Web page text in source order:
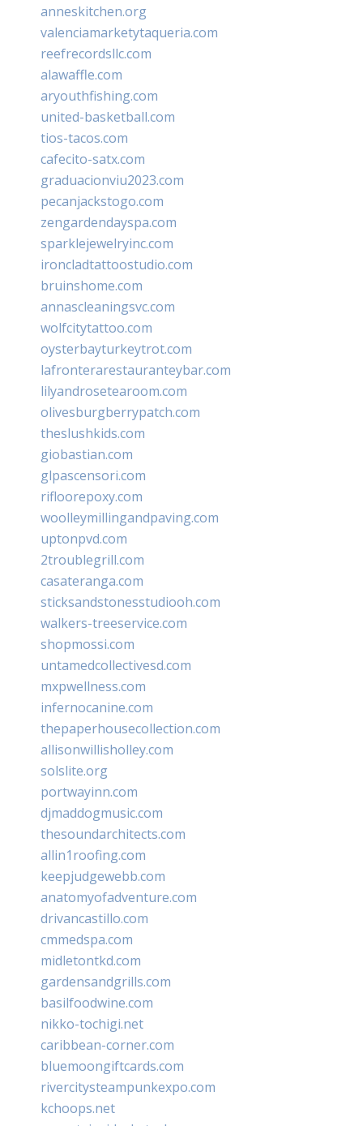
anneskitchen.org
valenciamarketytaqueria.com
reefrecordsllc.com
alawaffle.com
aryouthfishing.com
united-basketball.com
tios-tacos.com
cafecito-satx.com
graduacionviu2023.com
pecanjackstogo.com
zengardendayspa.com
sparklejewelryinc.com
ironcladtattoostudio.com
bruinshome.com
annascleaningsvc.com
wolfcitytattoo.com
oysterbayturkeytrot.com
lafronterarestauranteybar.com
lilyandrosetearoom.com
olivesburgberrypatch.com
theslushkids.com
giobastian.com
glpascensori.com
rifloorepoxy.com
woolleymillingandpaving.com
uptonpvd.com
2troublegrill.com
casateranga.com
sticksandstonesstudiooh.com
walkers-treeservice.com
shopmossi.com
untamedcollectivesd.com
mxpwellness.com
infernocanine.com
thepaperhousecollection.com
allisonwillisholley.com
solslite.org
portwayinn.com
djmaddogmusic.com
thesoundarchitects.com
allin1roofing.com
keepjudgewebb.com
anatomyofadventure.com
drivancastillo.com
cmmedspa.com
midletontkd.com
gardensandgrills.com
basilfoodwine.com
nikko-tochigi.net
caribbean-corner.com
bluemoongiftcards.com
rivercitysteampunkexpo.com
kchoops.net